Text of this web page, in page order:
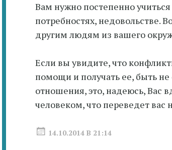
Вам нужно постепенно
потребностях, недовольстве.
другим людям из вашего
Если вы увидите, что
помощи и получать ее, быть не
отношения, это, надеюсь, Вас
человеком, что переведет
14.10.2014 В 21:14